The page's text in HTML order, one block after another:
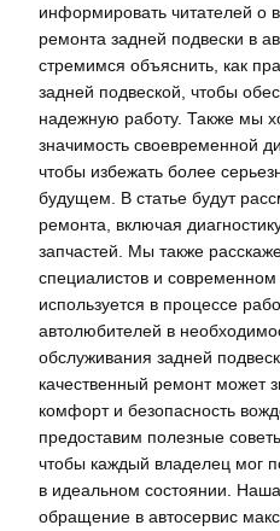
информировать читателей о
ремонта задней подвески в
стремимся объяснить, как
задней подвеской, чтобы
надежную работу. Также мы
значимость своевременной
чтобы избежать более
будущем. В статье будут
ремонта, включая
запчастей. Мы также
специалистов и
используется в процессе
автолюбителей в
обслуживания задней
качественный ремонт может
комфорт и безопасность
предоставим полезные
чтобы каждый владелец мог
в идеальном состоянии.
обращение в автосервис